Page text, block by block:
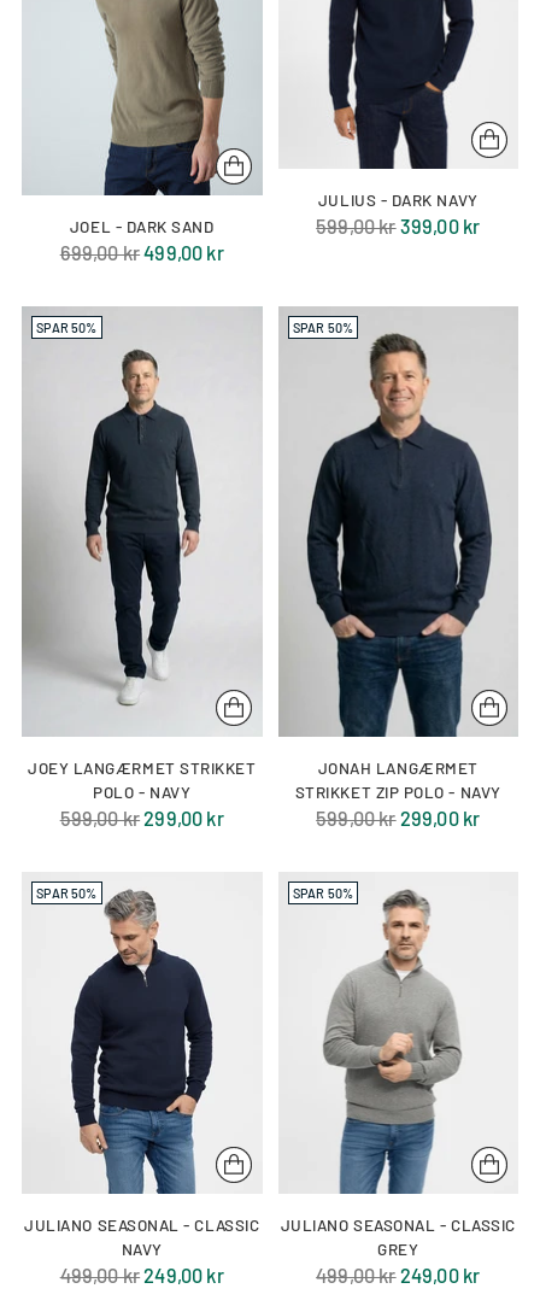
JOEL - DARK SAND
Normal
699,00 kr499,00 kr
JULIUS - DARK NAVY
Normal
599,00 kr399,00 kr
SPAR 50%
JOEY LANGÆRMET STRIKKET
POLO - NAVY
Normal
599,00 kr299,00 kr
SPAR 50%
JONAH LANGÆRMET
STRIKKET ZIP POLO - NAVY
Normal
599,00 kr299,00 kr
SPAR 50%
JULIANO SEASONAL - CLASSIC
NAVY
Normal
499,00 kr249,00 kr
SPAR 50%
JULIANO SEASONAL - CLASSIC
GREY
Normal
499,00 kr249,00 kr